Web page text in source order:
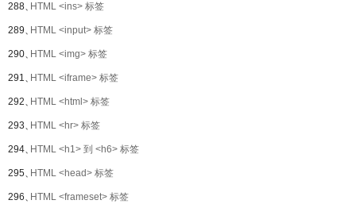
288、HTML <ins> 标签
289、HTML <input> 标签
290、HTML <img> 标签
291、HTML <iframe> 标签
292、HTML <html> 标签
293、HTML <hr> 标签
294、HTML <h1> 到 <h6> 标签
295、HTML <head> 标签
296、HTML <frameset> 标签